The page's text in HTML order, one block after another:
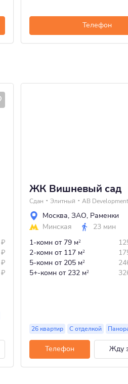
Телефон
₽
₽
₽
₽
ЖК Вишневый сад
Сдан Элитный AB Development
Москва, ЗАО, Раменки
Минская
23 мин
1-комн от 79 м2
2-комн от 117 м2
5-комн от 205 м2
5+-комн от 232 м2
26 квартир С отделкой
Телефон Жду